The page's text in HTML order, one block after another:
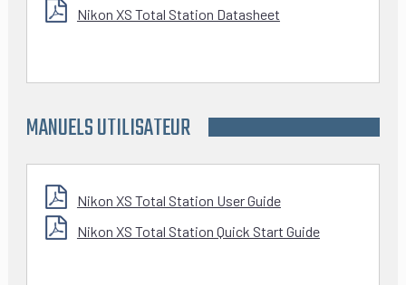
Nikon XS Total Station Datasheet
MANUELS UTILISATEUR
Nikon XS Total Station User Guide
Nikon XS Total Station Quick Start Guide